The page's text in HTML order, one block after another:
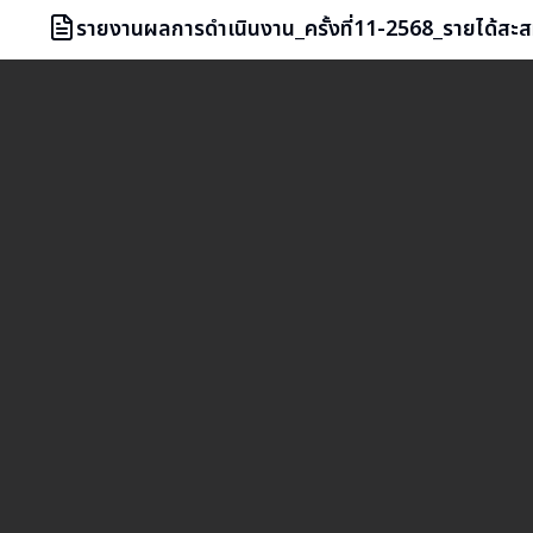
รายงานผลการดำเนินงาน_ครั้งที่11-2568_รายได้ส